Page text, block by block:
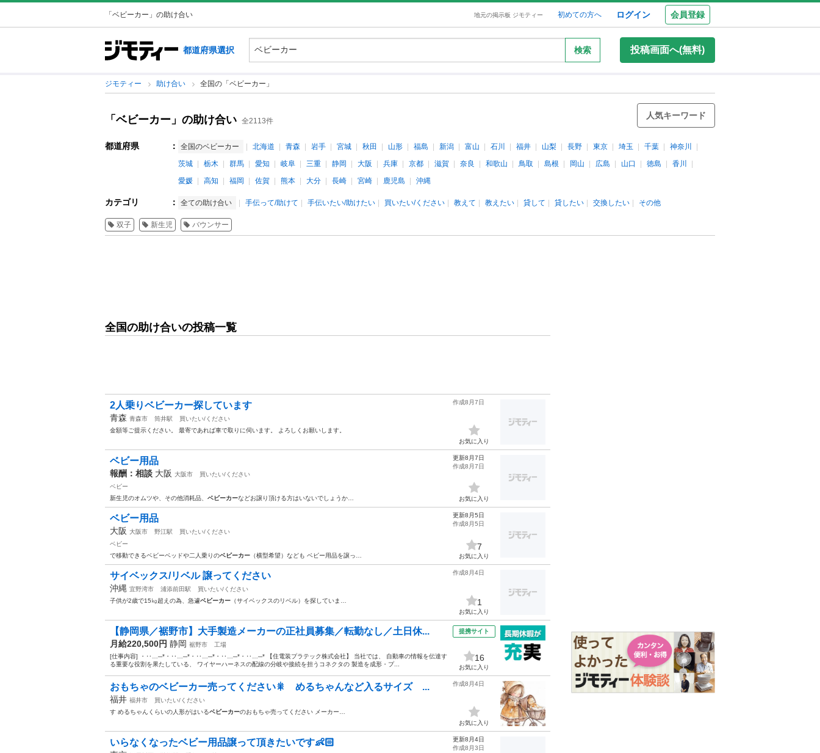
「ベビーカー」の助け合い 地元の掲示板 ジモティー 初めての方へ ログイン 会員登録
都道府県選択 検索 投稿画面へ(無料)
ジモティー 助け合い 全国の「ベビーカー」
「ベビーカー」の助け合い 全2113件
人気キーワード
都道府県 ： 全国のベビーカー 北海道 青森 岩手 宮城 秋田 山形 福島 新潟 富山 石川 福井 山梨 長野 東京 埼玉 千葉
神奈川
茨城
栃木 群馬 愛知 岐阜 三重 静岡 大阪 兵庫 京都 滋賀 奈良 和歌山 鳥取 島根 岡山 広島 山口 徳島
香川
愛媛
高知 福岡 佐賀 熊本 大分 長崎 宮崎 鹿児島 沖縄
カテゴリ ： 全ての助け合い 手伝って/助けて 手伝いたい/助けたい 買いたい/ください 教えて 教えたい 貸して 貸したい 交換したい その他
双子 新生児 バウンサー
全国の助け合いの投稿一覧
2人乗りベビーカー探しています
青森 青森市 筒井駅
買いたい/ください
金額等ご提示ください。 最寄であれば車で取りに伺います。 よろしくお願いします。
作成8月7日
お気に入り
ベビー用品
報酬：相談 大阪 大阪市
買いたい/ください
ベビー
新生児のオムツや、その他消耗品、 ベビーカーなどお譲り頂ける方はいないでしょうか…
更新8月7日
作成8月7日
お気に入り
ベビー用品
大阪 大阪市 野江駅
買いたい/ください
ベビー
で移動できるベビーベッドや二人乗りのベビーカー （横型希望）なども ベビー用品を譲っ…
更新8月5日
作成8月5日
7
お気に入り
サイベックス/リベル 譲ってください
沖縄 宜野湾市 浦添前田駅
買いたい/ください
子供が2歳で15㎏超えの為、急遽ベビーカー （サイベックスのリベル）を探していま…
作成8月4日
1
お気に入り
【静岡県／裾野市】大手製造メーカーの正社員募集／転勤なし／土日休...
月給220,500円 静岡 裾野市
工場
[仕事内容] ・‥…─*・‥…─*・‥…─*・‥…─*・‥…─* 【住電装プラテック株式会社】 当社では、 自動車の情報を伝達す
る重要な役割を果たしている、 ワイヤーハーネスの配線の分岐や接続を担うコネクタの 製造を成形・プ...
提携サイト
16
お気に入り
おもちゃのベビーカー売ってください🎇 めるちゃんなど入るサイズ ...
福井 福井市
買いたい/ください
す めるちゃんくらいの人形がはいるベビーカーのおもちゃ売ってください メーカー…
作成8月4日
お気に入り
いらなくなったベビー用品譲って頂きたいです👶🏻‪‪
更新8月4日
作成8月3日